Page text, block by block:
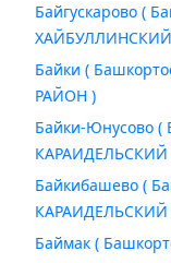
Байгускарово (
Байки (
РАЙОН )
Байки-Юнусово (
Байкибашево (
Баймак (